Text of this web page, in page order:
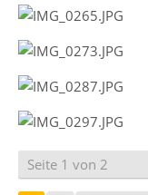
Seite 1 von 2